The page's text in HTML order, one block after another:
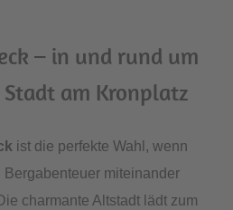
– in und rund um
am Kronplatz
ist die perfekte Wahl, wenn
Bergabenteuer miteinander
charmante Altstadt lädt zum